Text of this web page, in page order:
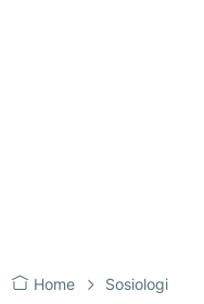
Home Sosiologi